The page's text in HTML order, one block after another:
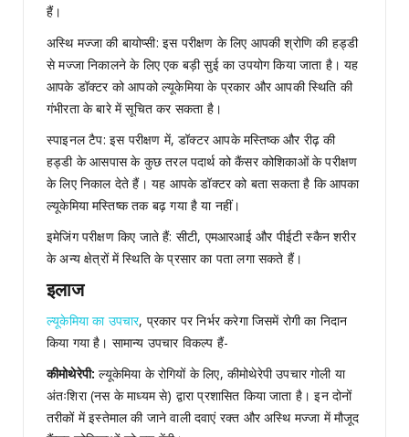
हैं।
अस्थि मज्जा की बायोप्सी: इस परीक्षण के लिए आपकी श्रोणि की हड्डी
से मज्जा निकालने के लिए एक बड़ी सुई का उपयोग किया जाता है। यह
आपके डॉक्टर को आपको ल्यूकेमिया के प्रकार और आपकी स्थिति की
गंभीरता के बारे में सूचित कर सकता है।
स्पाइनल टैप: इस परीक्षण में, डॉक्टर आपके मस्तिष्क और रीढ़ की
हड्डी के आसपास के कुछ तरल पदार्थ को कैंसर कोशिकाओं के परीक्षण
के लिए निकाल देते हैं। यह आपके डॉक्टर को बता सकता है कि आपका
ल्यूकेमिया मस्तिष्क तक बढ़ गया है या नहीं।
इमेजिंग परीक्षण किए जाते हैं: सीटी, एमआरआई और पीईटी स्कैन शरीर
के अन्य क्षेत्रों में स्थिति के प्रसार का पता लगा सकते हैं।
इलाज
ल्यूकेमिया का उपचार, प्रकार पर निर्भर करेगा जिसमें रोगी का निदान
किया गया है। सामान्य उपचार विकल्प हैं-
कीमोथेरेपी: ल्यूकेमिया के रोगियों के लिए, कीमोथेरेपी उपचार गोली या
अंतःशिरा (नस के माध्यम से) द्वारा प्रशासित किया जाता है। इन दोनों
तरीकों में इस्तेमाल की जाने वाली दवाएं रक्त और अस्थि मज्जा में मौजूद